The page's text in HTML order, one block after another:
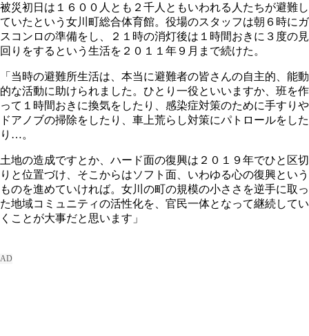
被災初日は１６００人とも２千人ともいわれる人たちが避難し
ていたという女川町総合体育館。役場のスタッフは朝６時にガ
スコンロの準備をし、２１時の消灯後は１時間おきに３度の見
回りをするという生活を２０１１年９月まで続けた。
「当時の避難所生活は、本当に避難者の皆さんの自主的、能動
的な活動に助けられました。ひとり一役といいますか、班を作
って１時間おきに換気をしたり、感染症対策のために手すりや
ドアノブの掃除をしたり、車上荒らし対策にパトロールをした
り…。
土地の造成ですとか、ハード面の復興は２０１９年でひと区切
りと位置づけ、そこからはソフト面、いわゆる心の復興という
ものを進めていければ。女川の町の規模の小ささを逆手に取っ
た地域コミュニティの活性化を、官民一体となって継続してい
くことが大事だと思います」